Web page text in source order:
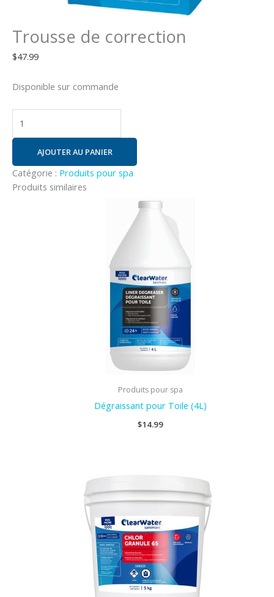
Trousse de correction
$47.99
Disponible sur commande
AJOUTER AU PANIER
Catégorie : Produits pour spa
Produits similaires
Produits pour spa
Dégraissant pour Toile (4L)
$14.99